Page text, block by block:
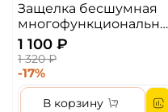
Защелка бесшумная
многофункциональна
я MORELLI 1895P SN
Цвет - Белый никель
1 100 ₽
1 320 ₽
-17%
В корзину